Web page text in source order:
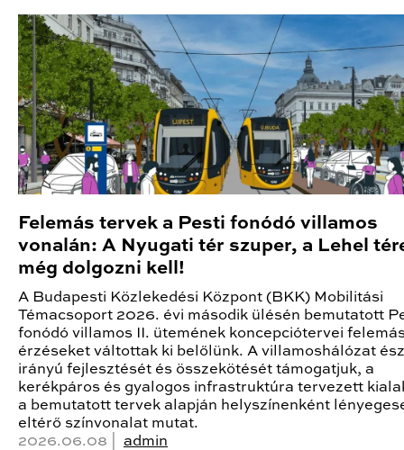
Felemás tervek a Pesti fonódó villamos
vonalán: A Nyugati tér szuper, a Lehel
még dolgozni kell!
A Budapesti Közlekedési Központ (BKK) Mobilitási
Témacsoport 2026. évi második ülésén bemutatott
fonódó villamos II. ütemének koncepciótervei
érzéseket váltottak ki belőlünk. A villamoshálózat
irányú fejlesztését és összekötését támogatjuk, a
kerékpáros és gyalogos infrastruktúra tervezett
a bemutatott tervek alapján helyszínenként
eltérő színvonalat mutat.
2026.06.08 | admin